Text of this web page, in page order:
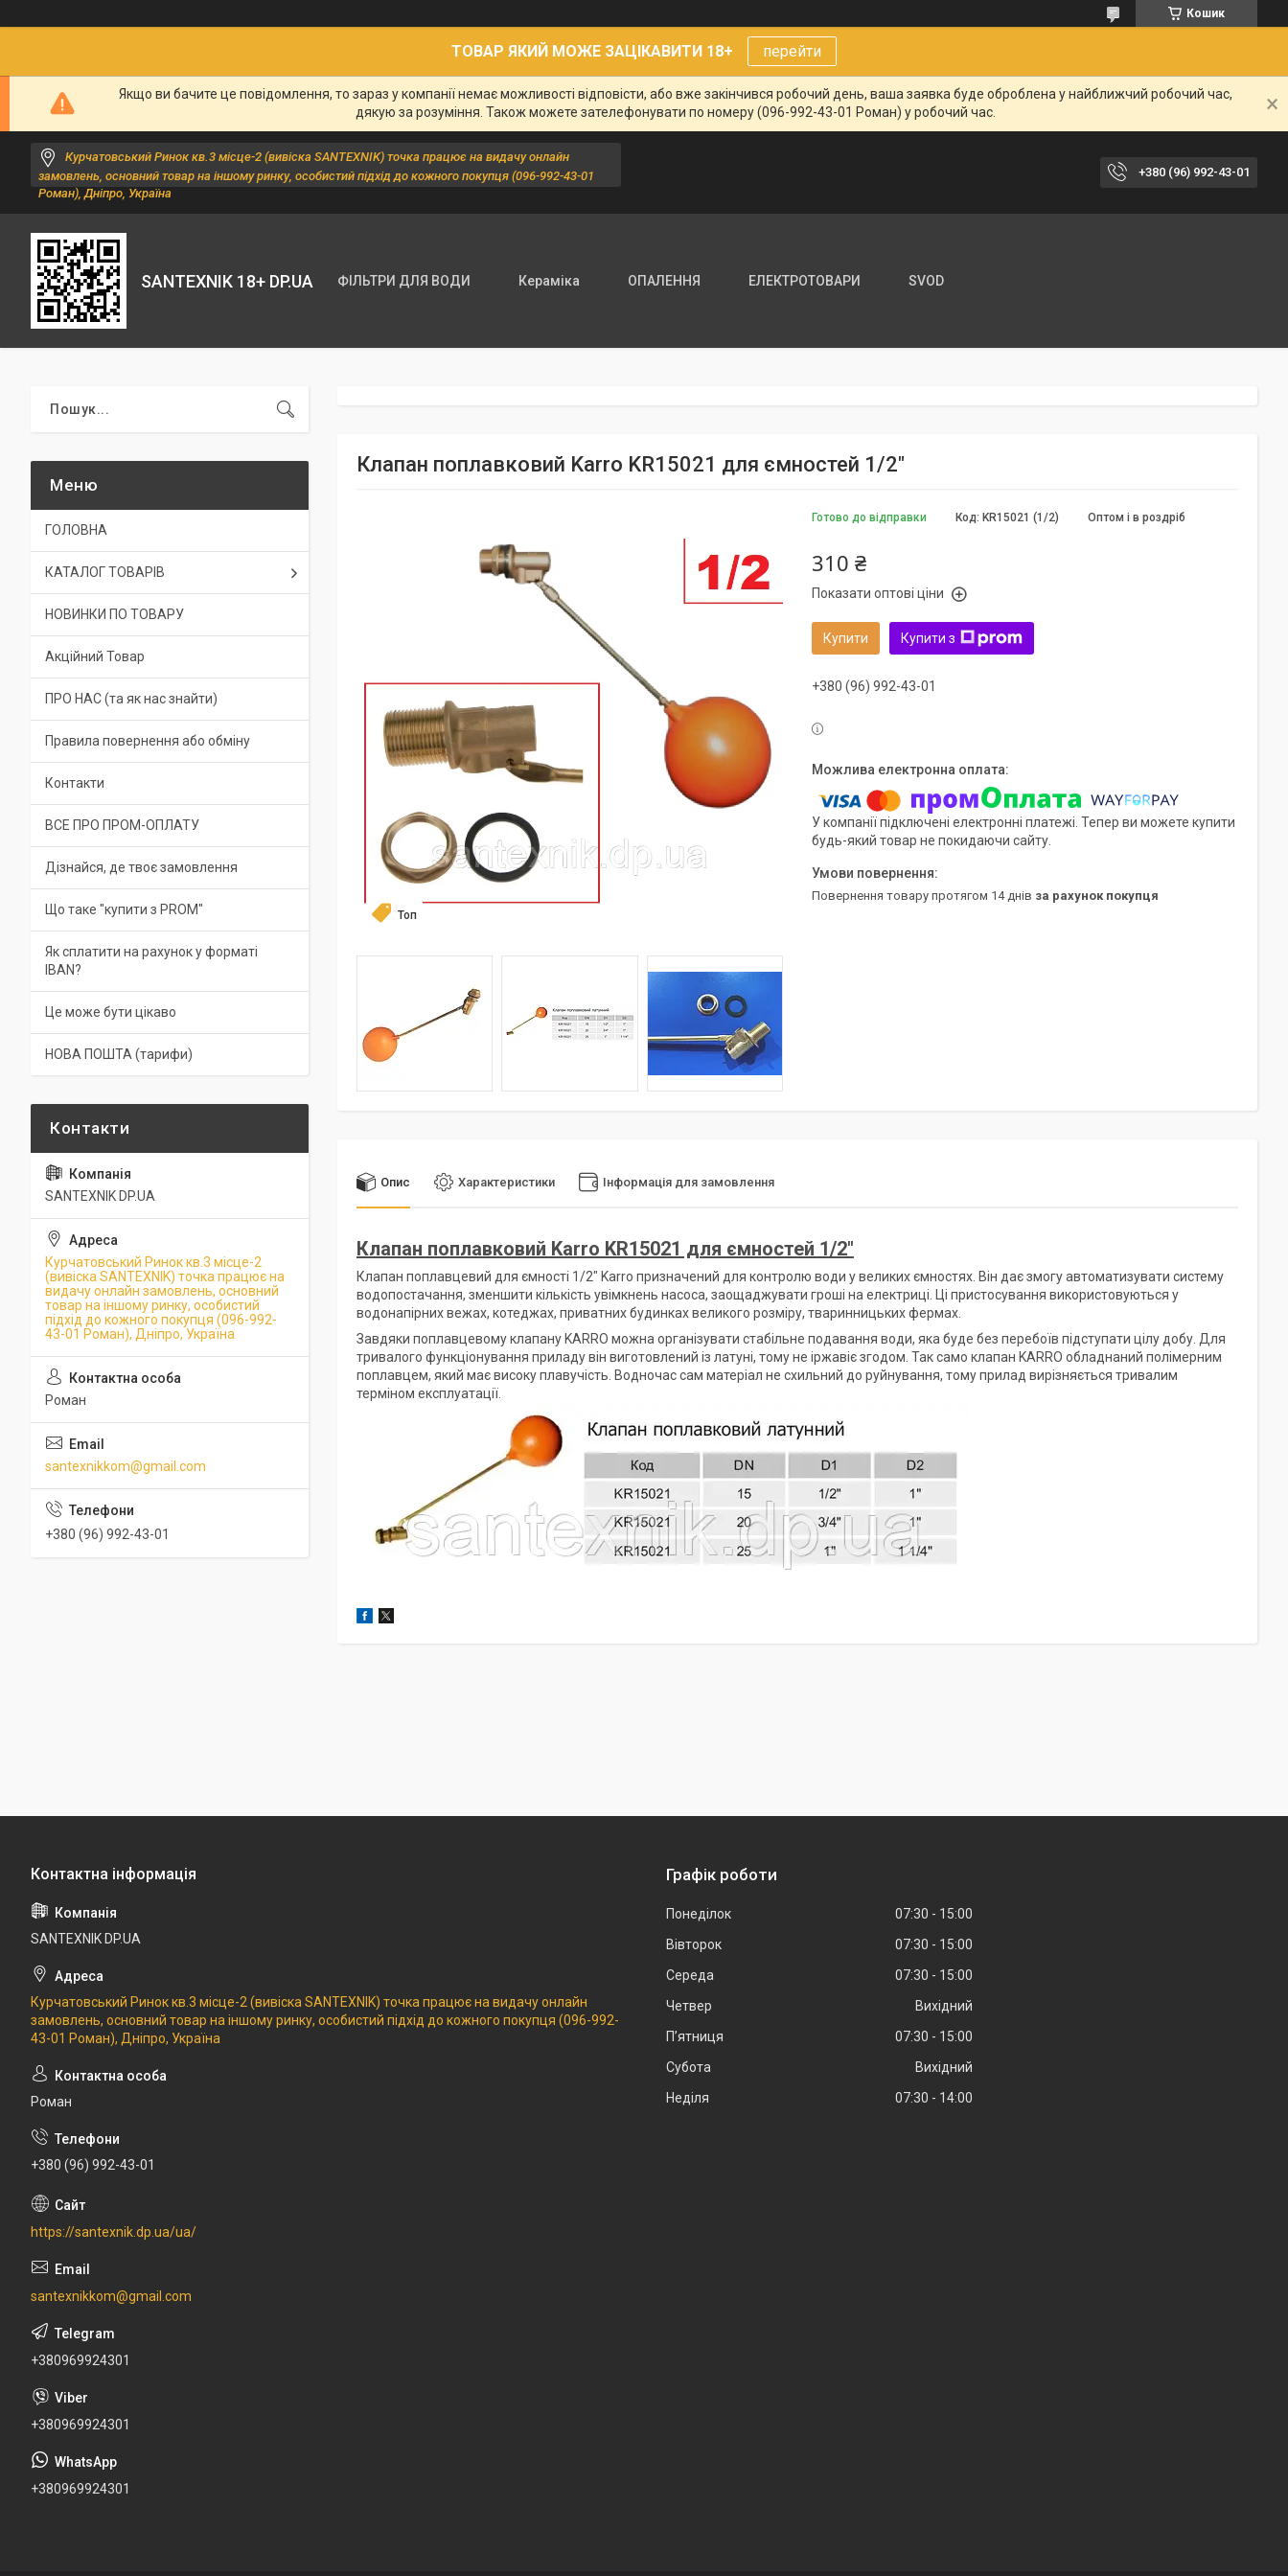
Кошик
ТОВАР ЯКИЙ МОЖЕ ЗАЦІКАВИТИ 18+ перейти
Якщо ви бачите це повідомлення, то зараз у компанії немає можливості відповісти, або вже закінчився робочий день, ваша заявка буде оброблена у найближчий робочий час,
дякую за розуміння. Також можете зателефонувати по номеру (096-992-43-01 Роман) у робочий час.
Курчатовський Ринок кв.3 місце-2 (вивіска SANTEXNIK) точка працює на видачу онлайн
замовлень, основний товар на іншому ринку, особистий підхід до кожного покупця (096-992-43-01
Роман), Дніпро, Україна
+380 (96) 992-43-01
SANTEXNIK 18+ DP.UA ФІЛЬТРИ ДЛЯ ВОДИ Кераміка ОПАЛЕННЯ ЕЛЕКТРОТОВАРИ SVOD
Клапан поплавковий Karro KR15021 для ємностей 1/2"
Топ
Готово до відправки Оптом і в роздріб
Код: KR15021 (1/2)
310 ₴
Показати оптові ціни
Купити Купити з
+380 (96) 992-43-01
У компанії підключені електронні платежі. Тепер ви можете купити
будь-який товар не покидаючи сайту.
повернення товару протягом 14 днів за рахунок покупця
Опис Характеристики Інформація для замовлення
Клапан поплавковий Karro KR15021 для ємностей 1/2"
Клапан поплавцевий для ємності 1/2" Karro призначений для контролю води у великих ємностях. Він дає змогу автоматизувати систему
водопостачання, зменшити кількість увімкнень насоса, заощаджувати гроші на електриці. Ці пристосування використовуються у
водонапірних вежах, котеджах, приватних будинках великого розміру, тваринницьких фермах.
Завдяки поплавцевому клапану KARRO можна організувати стабільне подавання води, яка буде без перебоїв підступати цілу добу. Для
тривалого функціонування приладу він виготовлений із латуні, тому не іржавіє згодом. Так само клапан KARRO обладнаний полімерним
поплавцем, який має високу плавучість. Водночас сам матеріал не схильний до руйнування, тому прилад вирізняється тривалим
терміном експлуатації.
ГОЛОВНА
КАТАЛОГ ТОВАРІВ
НОВИНКИ ПО ТОВАРУ
Акційний Товар
ПРО НАС (та як нас знайти)
Правила повернення або обміну
Контакти
ВСЕ ПРО ПРОМ-ОПЛАТУ
Дізнайся, де твоє замовлення
Що таке "купити з PROM"
Як сплатити на рахунок у форматі
IBAN?
Це може бути цікаво
НОВА ПОШТА (тарифи)
SANTEXNIK DP.UA
Курчатовський Ринок кв.3 місце-2
(вивіска SANTEXNIK) точка працює на
видачу онлайн замовлень, основний
товар на іншому ринку, особистий
підхід до кожного покупця (096-992-
43-01 Роман), Дніпро, Україна
Роман
santexnikkom@gmail.com
+380 (96) 992-43-01
SANTEXNIK DP.UA
Курчатовський Ринок кв.3 місце-2 (вивіска SANTEXNIK) точка працює на видачу онлайн
замовлень, основний товар на іншому ринку, особистий підхід до кожного покупця (096-992-
43-01 Роман), Дніпро, Україна
Роман
+380 (96) 992-43-01
https://santexnik.dp.ua/ua/
santexnikkom@gmail.com
+380969924301
+380969924301
+380969924301
Графік роботи
Понеділок 07:30
15:00
Вівторок
07:30
15:00
Середа
07:30
15:00
Четвер
Вихідний
Пʼятниця
07:30
15:00
Субота
Вихідний
Неділя
07:30 14:00